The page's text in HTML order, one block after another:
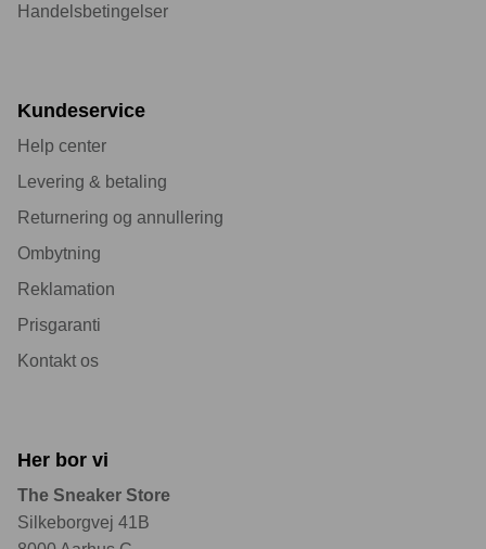
Handelsbetingelser
Kundeservice
Help center
Levering & betaling
Returnering og annullering
Ombytning
Reklamation
Prisgaranti
Kontakt os
Her bor vi
The Sneaker Store
Silkeborgvej 41B